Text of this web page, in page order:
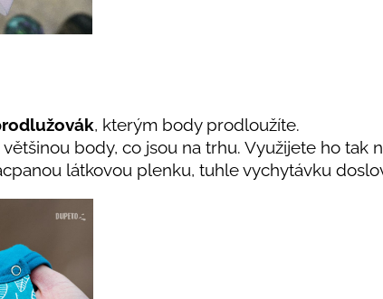
, kterým body prodloužíte.
body, co jsou na trhu. Využijete ho tak
látkovou plenku, tuhle vychytávku